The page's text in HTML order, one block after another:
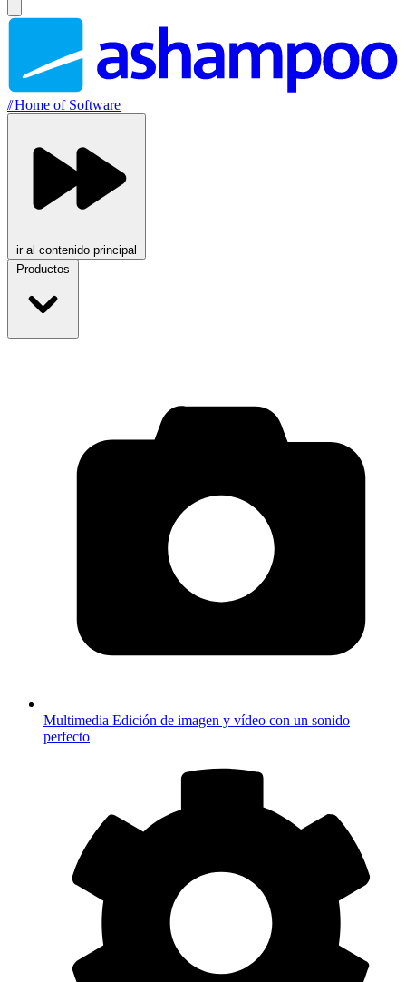
//Home of Software
ir al contenido principal
Productos
Multimedia Edición de imagen y vídeo con un sonido
perfecto